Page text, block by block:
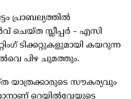
പ്രാബല്യത്തില്‍
ചെയ്ത സ്ലീപ്പർ – എസി
ടിക്കറ്റുകളുമായി കയറുന്ന
പിഴ ചുമത്തും.
യാത്രക്കാരുടെ സൗകര്യവും
റെയില്‍വേയുടെ